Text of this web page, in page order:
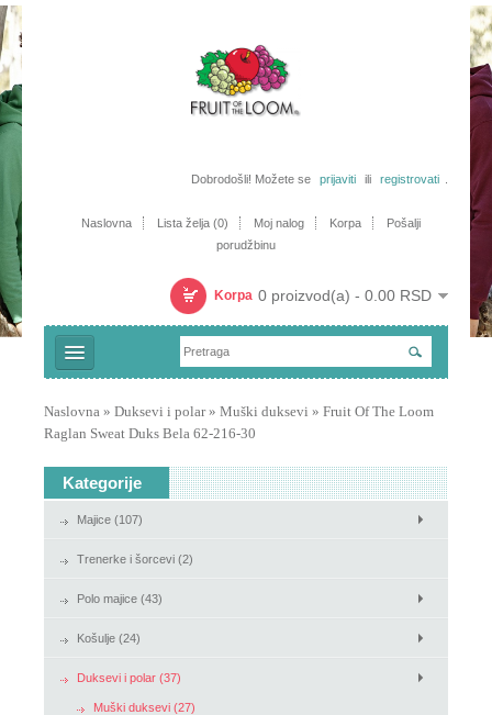
Dobrodošli! Možete se prijaviti ili registrovati
Naslovna Lista želja (0) Moj nalog Korpa
Pošalji
porudžbinu
Korpa 0 proizvod(a) - 0.00 RSD
Trenerke i šorcevi
Polo majice
Košulje
Duksevi i polar
Naslovna » Duksevi i polar» Muški duksevi » Fruit Of The Loom
Raglan Sweat Duks Bela 62-216-30
Kategorije
Majice (107)
Trenerke i šorcevi (2)
Polo majice (43)
Košulje (24)
Duksevi i polar (37)
Muški duksevi (27)